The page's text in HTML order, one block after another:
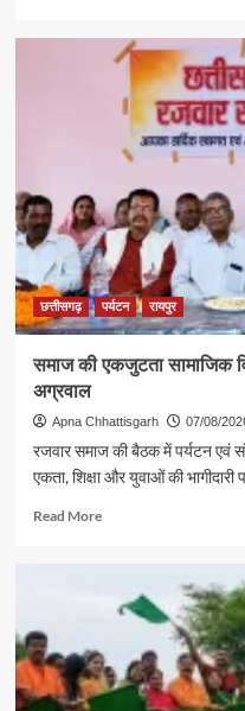
पर्यटन
संस्कृति
राजेश
अग्रवाल
दिया
स्वदेशी
अपनाने
का
संदेश
छत्तीसगढ़ पर्यटन रायपुर
समाज की एकजुटता सामाजिक
अग्रवाल
Apna Chhattisgarh 07/08/
रजवार समाज की बैठक में पर्यटन एवं
एकता, शिक्षा और युवाओं की भागीदारी
Read MoreRead
एकजुटता
सामाजिक
विकास
की